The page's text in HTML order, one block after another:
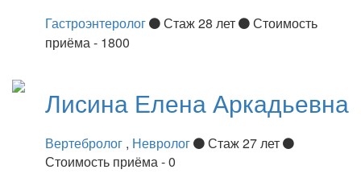
Гастроэнтеролог Стаж 28 лет
Стоимость
приёма - 1800
Лисина Елена Аркадьевна
Вертебролог , Невролог
Стаж 27 лет
Стоимость приёма - 0